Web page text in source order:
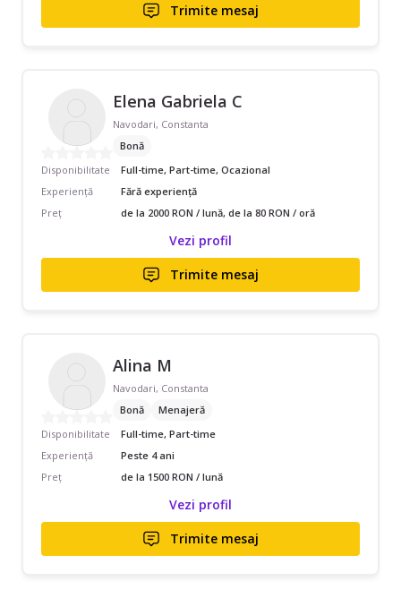
Trimite mesaj
Elena Gabriela C
Navodari, Constanta
Bonă
Disponibilitate
Full-time, Part-time, Ocazional
Experiență
Fără experiență
Preț
de la 2000 RON / lună, de la 80 RON / oră
Vezi profil
Trimite mesaj
Alina M
Navodari, Constanta
Bonă
Menajeră
Disponibilitate
Full-time, Part-time
Experiență
Peste 4 ani
Preț
de la 1500 RON / lună
Vezi profil
Trimite mesaj